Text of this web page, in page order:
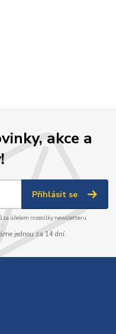
akce a
Přihlásit se
za účelem rozesílky newsletteru.
jednou za 14 dní.